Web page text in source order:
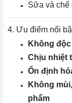
Sữa và chế
4. Ưu điểm nổi
Không
Chịu nhiệt
Ổn định
Không
phẩm